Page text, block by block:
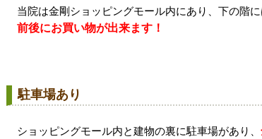
当院は金剛ショッピングモール内にあり、下の階
前後にお買い物が出来ます！
駐車場あり
ショッピングモール内と建物の裏に駐車場があり、